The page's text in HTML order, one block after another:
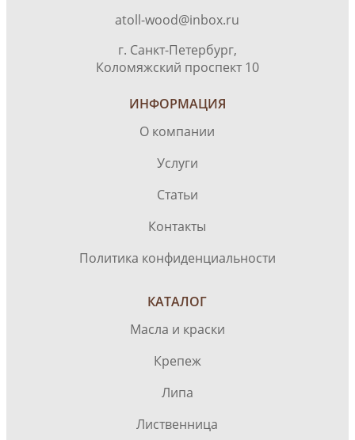
atoll-wood@inbox.ru
г. Санкт-Петербург,
Коломяжский проспект 10
ИНФОРМАЦИЯ
О компании
Услуги
Статьи
Контакты
Политика конфиденциальности
КАТАЛОГ
Масла и краски
Крепеж
Липа
Лиственница